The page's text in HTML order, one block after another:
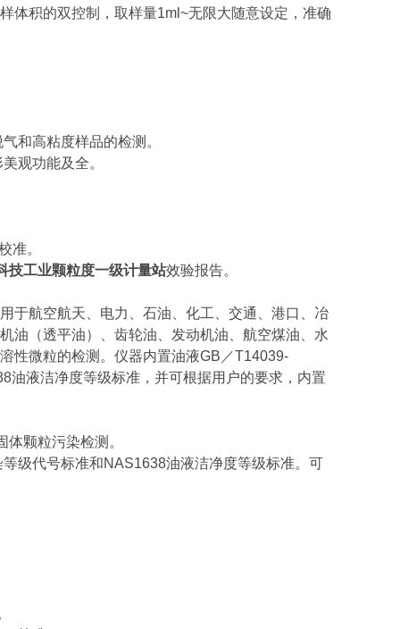
体积的双控制，取样量1ml~无限大随意设定，准确
和高粘度样品的检测。
观功能及全。
准。
技工业颗粒度一级计量站效验报告。
于航空航天、电力、石油、化工、交通、港口、冶
油（透平油）、齿轮油、发动机油、航空煤油、水
性微粒的检测。仪器内置油液GB／T14039-
油液洁净度等级标准，并可根据用户的要求，内置
体颗粒污染检测。
级代号标准和NAS1638油液洁净度等级标准。可
。